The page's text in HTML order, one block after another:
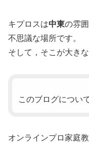
キプロスは中東の雰
不思議な場所です。
そして，そこが大き
このブログについ
オンラインプロ家庭